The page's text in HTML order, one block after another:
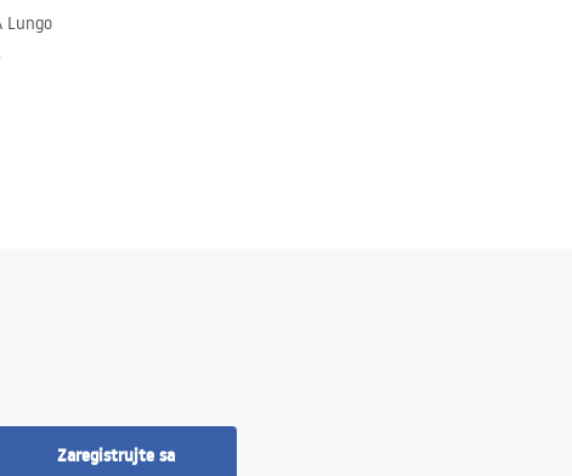
Lungo
Zaregistrujte sa